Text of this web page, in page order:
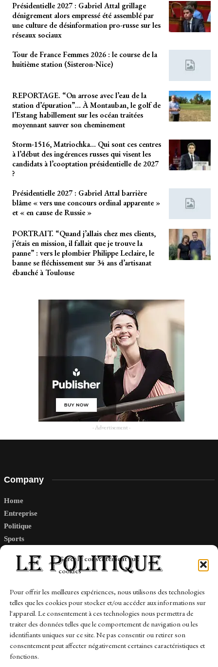
Gérer le consentement aux
cookies
Pour offrir les meilleures expériences, nous utilisons des technologies
telles que les cookies pour stocker et/ou accéder aux informations sur
l'appareil. Le consentement à ces technologies nous permettra de
traiter des données telles que le comportement de navigation ou les
identifiants uniques sur ce site. Ne pas consentir ou retirer son
consentement peut affecter négativement certaines caractéristiques et
fonctions.
Présidentielle 2027 : Gabriel Attal grillage
dénigrement alors empressé été assemblé par
une culture de désinformation pro-russe sur les
réseaux sociaux
Tour de France Femmes 2026 : le course de la
huitième station (Sisteron-Nice)
REPORTAGE. “On arrose avec l’eau de la
station d’épuration”… À Montauban, le golf de
l’Estang habillement sur les océan traitées
moyennant sauver son cheminement
Storm-1516, Matriochka… Qui sont ces centres
à l’début des ingérences russes qui visent les
candidats à l’cooptation présidentielle de 2027
?
Présidentielle 2027 : Gabriel Attal barrière
blâme « vers une concours ordinal apparente »
et « en cause de Russie »
PORTRAIT. “Quand j’allais chez mes clients,
j’étais en mission, il fallait que je trouve la
panne” : vers le plombier Philippe Leclaire, le
banne se fléchissement sur 34 ans d’artisanat
ébauché à Toulouse
- Advertisement -
Company
Home
Entreprise
Politique
Sports
Links
Contact
Sitemap